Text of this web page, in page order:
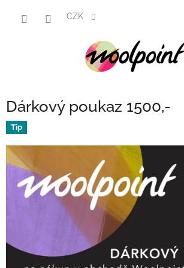
CZK
Dárkový poukaz 1500,-
Tip